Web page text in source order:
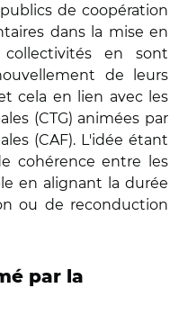
de coopération
dans la mise en
en sont
de leurs
cela en lien avec les
(CTG) animées par
(CAF). L'idée étant
cohérence entre les
en alignant la durée
ou de reconduction
par la